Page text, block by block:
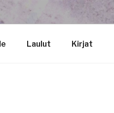
Laulut Kirjat